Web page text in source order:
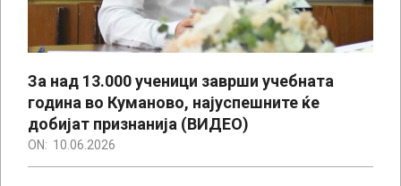
За над 13.000 ученици заврши учебната
година во Куманово, најуспешните ќе
добијат признанија (ВИДЕО)
ON: 10.06.2026